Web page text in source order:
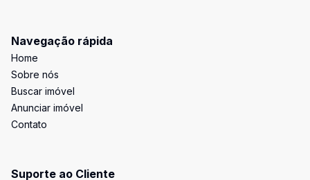
Navegação rápida
Home
Sobre nós
Buscar imóvel
Anunciar imóvel
Contato
Suporte ao Cliente